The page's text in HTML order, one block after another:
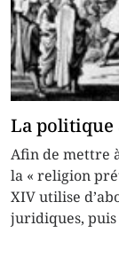
La politique
Afin de mettre
la « religion
XIV utilise
juridiques,